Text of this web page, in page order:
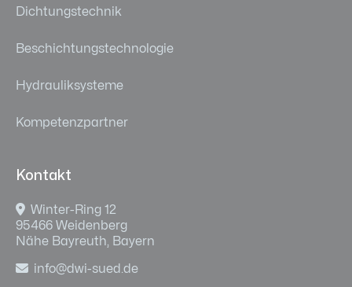
Dichtungstechnik
Beschichtungstechnologie
Hydrauliksysteme
Kompetenzpartner
Kontakt
 Winter-Ring 12
95466 Weidenberg
Nähe Bayreuth, Bayern
 info@dwi-sued.de